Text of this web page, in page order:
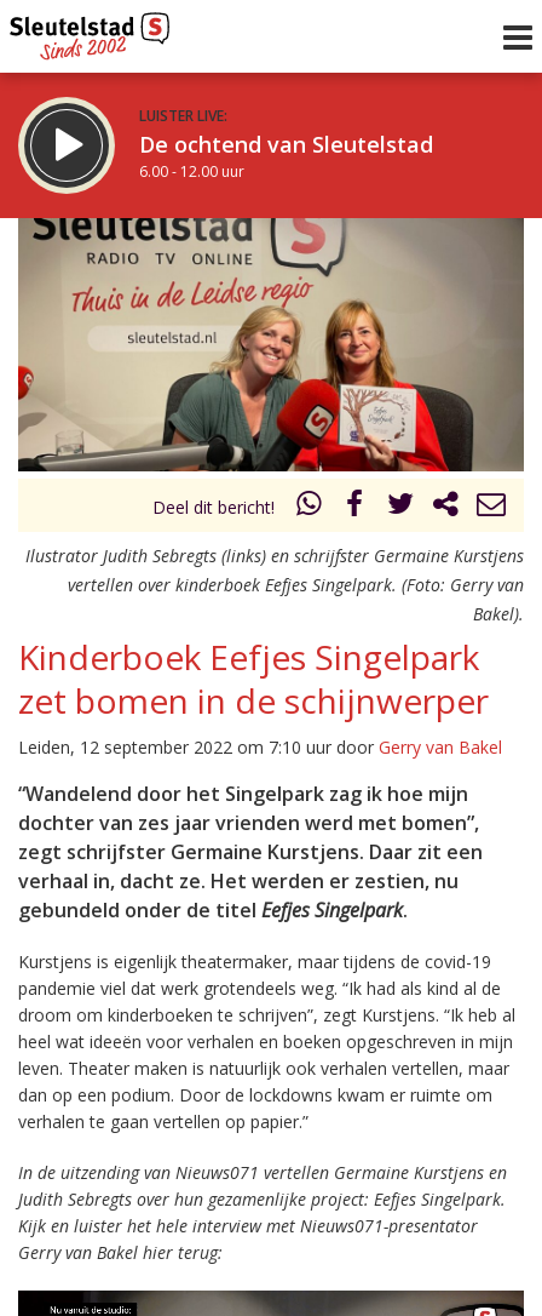
LUISTER LIVE:
De ochtend van Sleutelstad
6.00 - 12.00 uur
STRAKS:
De middag van Sleutelstad
12.00 - 19.00 uur
Vorig uur
uur 1 van 0
Inklappen
Deel dit bericht!
Ilustrator Judith Sebregts (links) en schrijfster Germaine Kurstjens
vertellen over kinderboek Eefjes Singelpark. (Foto: Gerry van
Bakel).
Kinderboek Eefjes Singelpark
zet bomen in de schijnwerper
Leiden, 12 september 2022 om 7:10 uur door Gerry van Bakel
“Wandelend door het Singelpark zag ik hoe mijn
dochter van zes jaar vrienden werd met bomen”,
zegt schrijfster Germaine Kurstjens. Daar zit een
verhaal in, dacht ze. Het werden er zestien, nu
gebundeld onder de titel Eefjes Singelpark.
Kurstjens is eigenlijk theatermaker, maar tijdens de covid-19
pandemie viel dat werk grotendeels weg. “Ik had als kind al de
droom om kinderboeken te schrijven”, zegt Kurstjens. “Ik heb al
heel wat ideeën voor verhalen en boeken opgeschreven in mijn
leven. Theater maken is natuurlijk ook verhalen vertellen, maar
dan op een podium. Door de lockdowns kwam er ruimte om
verhalen te gaan vertellen op papier.”
In de uitzending van Nieuws071 vertellen Germaine Kurstjens en
Judith Sebregts over hun gezamenlijke project: Eefjes Singelpark.
Kijk en luister het hele interview met Nieuws071-presentator
Gerry van Bakel hier terug:
Videospeler